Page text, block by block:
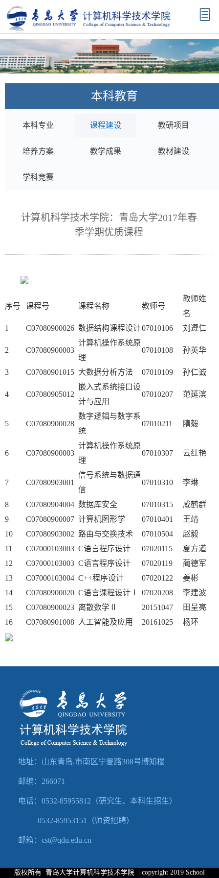
首
页
学
院
机
育
业
聘
服
务
用
下
载
本科教育
本科专业 课程建设 教研项目
培养方案 教学成果 教材建设
学科竞赛
计算机科学技术学院：青岛大学2017年春
季学期优质课程
序号 课程号 课程名称 教师号
教师姓
名
1
C07080900026 数据结构课程设计07010106 刘遵仁
2 C07080900003
计算机操作系统原
理
07010108 孙英华
3 C07080901015 大数据分析方法 07010109 孙仁诚
4 C07080905012
嵌入式系统接口设
计与应用
07010207 范延滨
5 C07080900028
数字逻辑与数字系
统
07010211 隋毅
6 C07080900003
计算机操作系统原
理
07010307 云红艳
7 C07080903001
信号系统与数据通
信
07010310 李琳
8 C07080904004 数据库安全 07010315
咸鹤群
9
C07080900007 计算机图形学 07010401
王靖
10
C07080903002 路由与交换技术 07010504
赵毅
11
C07000103003 C语言程序设计 07020115
夏方遒
12
C07000103003 C语言程序设计 07020119
蔺德军
13
C07000103004 C++程序设计 07020122
姜彬
14
C07080900020 C语言课程设计Ⅰ 07020208
李建波
15
C07080900023 离散数学Ⅱ 20151047
田呈亮
16
C07080901008 人工智能及应用 20161025 杨环
地址：山东青岛.市南区宁夏路308号博知楼
邮编：266071
电话：0532-85955812（研究生、本科生招生）
0532-85953151（师资招聘）
邮箱：cst@qdu.edu.cn
版权所有 青岛大学计算机科学技术学院 | copyright 2019 School